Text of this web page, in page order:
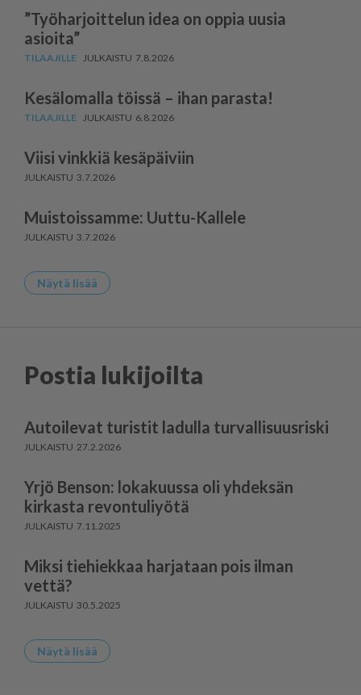
”Työharjoittelun idea on oppia uusia
asioita”
7.8.2026
Kesälomalla töissä – ihan parasta!
6.8.2026
Viisi vinkkiä kesäpäiviin
3.7.2026
Muistoissamme: Uuttu-Kallele
3.7.2026
Näytä lisää
Postia lukijoilta
Autoilevat turistit ladulla turvallisuusriski
27.2.2026
Yrjö Benson: lokakuussa oli yhdeksän
kirkasta revontuliyötä
7.11.2025
Miksi tiehiekkaa harjataan pois ilman
vettä?
30.5.2025
Näytä lisää